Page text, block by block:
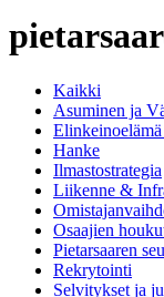
Kaikki
Asuminen ja
Hanke
Ilmastostrategia
Liikenne &
Osaajien
Pietarsaaren
Rekrytointi
Selvitykset ja